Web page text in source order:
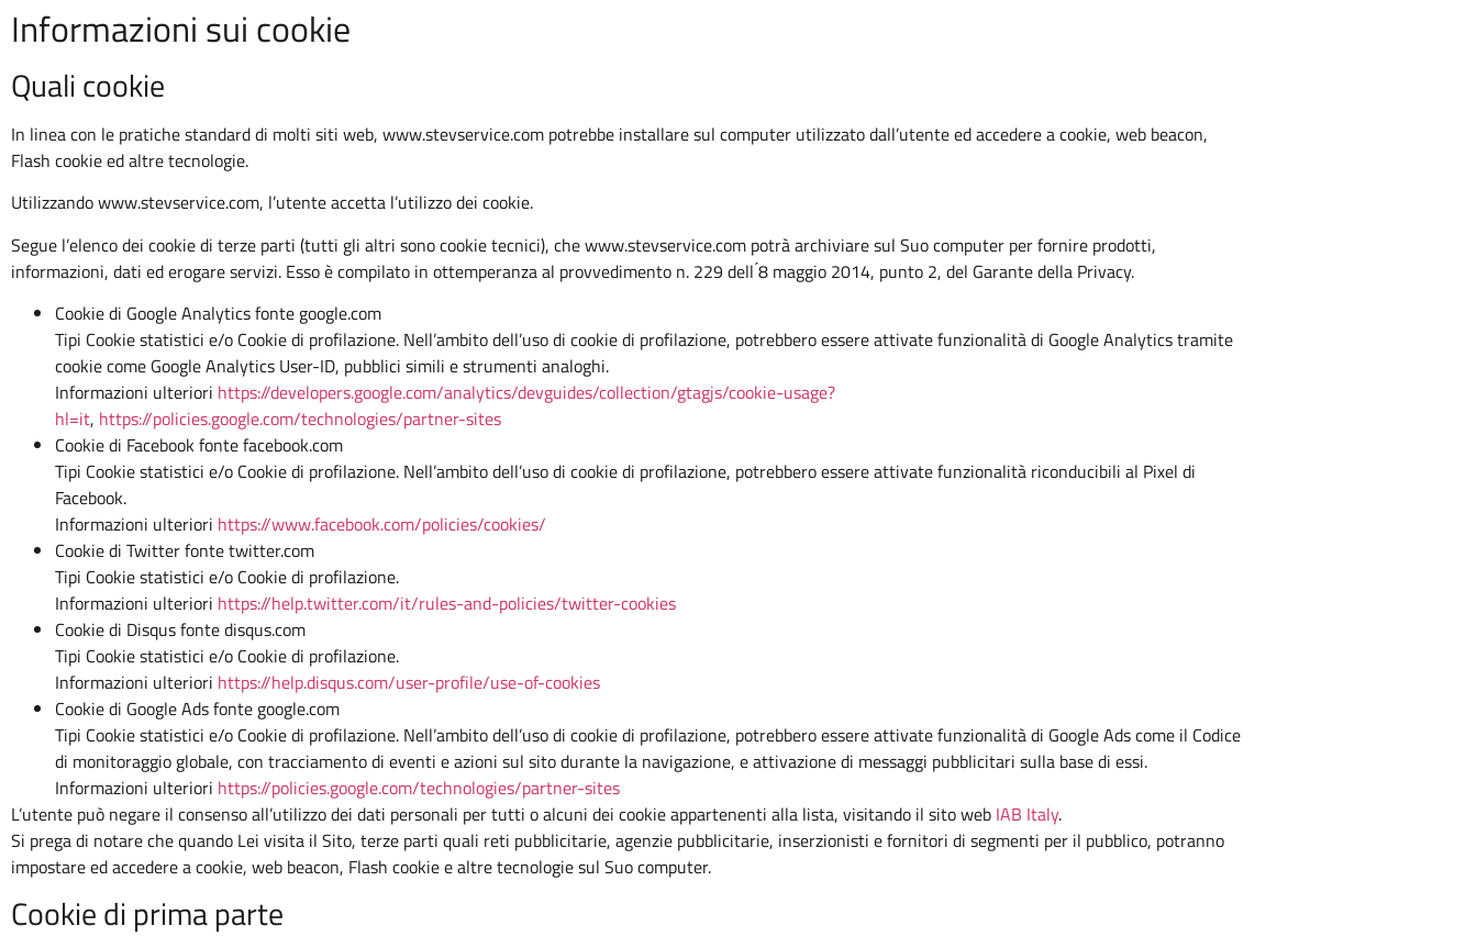
Informazioni sui cookie
Quali cookie
In linea con le pratiche standard di molti siti web, www.stevservice.com potrebbe installare sul computer utilizzato dall’utente ed accedere a cookie, web beacon,
Flash cookie ed altre tecnologie.
Utilizzando www.stevservice.com, l’utente accetta l’utilizzo dei cookie.
Segue l’elenco dei cookie di terze parti (tutti gli altri sono cookie tecnici), che www.stevservice.com potrà archiviare sul Suo computer per fornire prodotti,
informazioni, dati ed erogare servizi. Esso è compilato in ottemperanza al provvedimento n. 229 dell ́8 maggio 2014, punto 2, del Garante della Privacy.
Cookie di Google Analytics fonte google.com
Tipi Cookie statistici e/o Cookie di profilazione. Nell’ambito dell’uso di cookie di profilazione, potrebbero essere attivate funzionalità di Google Analytics tramite
cookie come Google Analytics User-ID, pubblici simili e strumenti analoghi.
Informazioni ulteriori https://developers.google.com/analytics/devguides/collection/gtagjs/cookie-usage?
hl=it, https://policies.google.com/technologies/partner-sites
Cookie di Facebook fonte facebook.com
Tipi Cookie statistici e/o Cookie di profilazione. Nell’ambito dell’uso di cookie di profilazione, potrebbero essere attivate funzionalità riconducibili al Pixel di
Facebook.
Informazioni ulteriori https://www.facebook.com/policies/cookies/
Cookie di Twitter fonte twitter.com
Tipi Cookie statistici e/o Cookie di profilazione.
Informazioni ulteriori https://help.twitter.com/it/rules-and-policies/twitter-cookies
Cookie di Disqus fonte disqus.com
Tipi Cookie statistici e/o Cookie di profilazione.
Informazioni ulteriori https://help.disqus.com/user-profile/use-of-cookies
Cookie di Google Ads fonte google.com
Tipi Cookie statistici e/o Cookie di profilazione. Nell’ambito dell’uso di cookie di profilazione, potrebbero essere attivate funzionalità di Google Ads come il Codice
di monitoraggio globale, con tracciamento di eventi e azioni sul sito durante la navigazione, e attivazione di messaggi pubblicitari sulla base di essi.
Informazioni ulteriori https://policies.google.com/technologies/partner-sites
L’utente può negare il consenso all’utilizzo dei dati personali per tutti o alcuni dei cookie appartenenti alla lista, visitando il sito web IAB Italy.
Si prega di notare che quando Lei visita il Sito, terze parti quali reti pubblicitarie, agenzie pubblicitarie, inserzionisti e fornitori di segmenti per il pubblico, potranno
impostare ed accedere a cookie, web beacon, Flash cookie e altre tecnologie sul Suo computer.
Cookie di prima parte